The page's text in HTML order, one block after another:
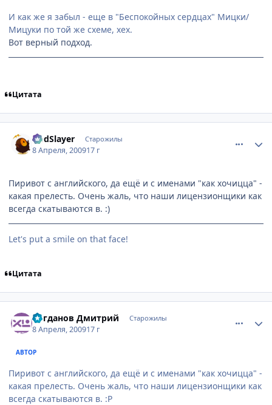
И как же я забыл - еще в "Беспокойных сердцах" Мицки/
Мицуки по той же схеме, хех.
Вот верный подход.
Цитата
GodSlayer Старожилы
8 Апреля, 200917 г
Пиривот с английского, да ещё и с именами "как хочицца" -
какая прелесть. Очень жаль, что наши лицензионщики как
всегда скатываются в. :)
Let's put a smile on that face!
Цитата
Богданов Дмитрий Старожилы
8 Апреля, 200917 г
АВТОР
Пиривот с английского, да ещё и с именами "как хочицца" -
какая прелесть. Очень жаль, что наши лицензионщики как
всегда скатываются в. :P